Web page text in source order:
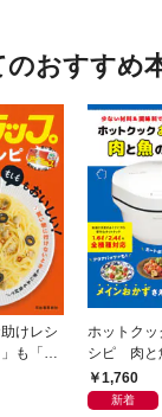
のおすすめ
けレシ
も「も
い！
ホットク
シピ 肉と
ず 少ない
料で、あと
1,760
新着